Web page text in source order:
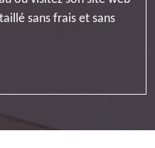
sans frais et sans